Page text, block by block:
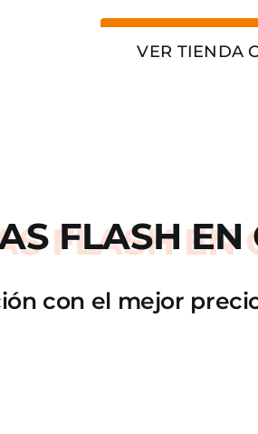
VER TIENDA
FLASH EN
con el mejor